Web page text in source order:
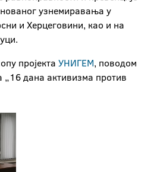
узнемиравања у
и Херцеговини, као и на
пројекта УНИГЕМ, поводом
дана активизма против